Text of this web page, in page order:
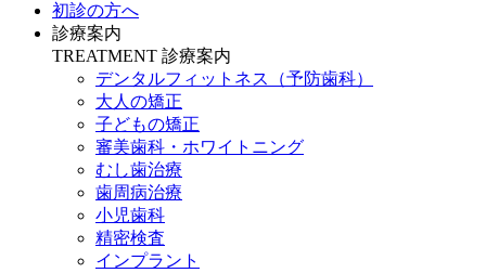
初診の方へ
診療案内
TREATMENT 診療案内
デンタルフィットネス
（予防歯科）
大人の矯正
子どもの矯正
審美歯科・ホワイトニング
むし歯治療
歯周病治療
小児歯科
精密検査
インプラント